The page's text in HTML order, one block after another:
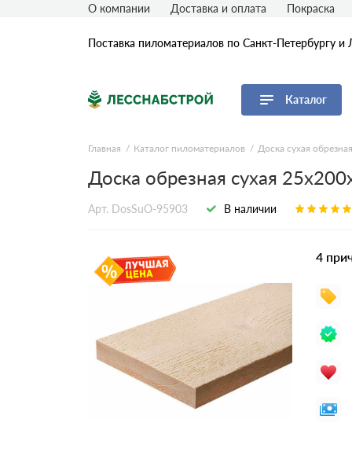
Поставка пиломатериалов по Санкт-Петербургу и
Каталог
Перейти в каталог
Доска
О компании Доставка и оплата Покраска
Главная Каталог пиломатериалов Доска сухая обрезная
Доска обрезная сухая
Арт. DosSuO-95903 В наличии
4